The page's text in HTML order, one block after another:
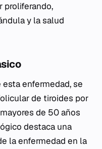
proliferando,
y la salud
enfermedad, se
de tiroides por
de 50 años
destaca una
la enfermedad en la